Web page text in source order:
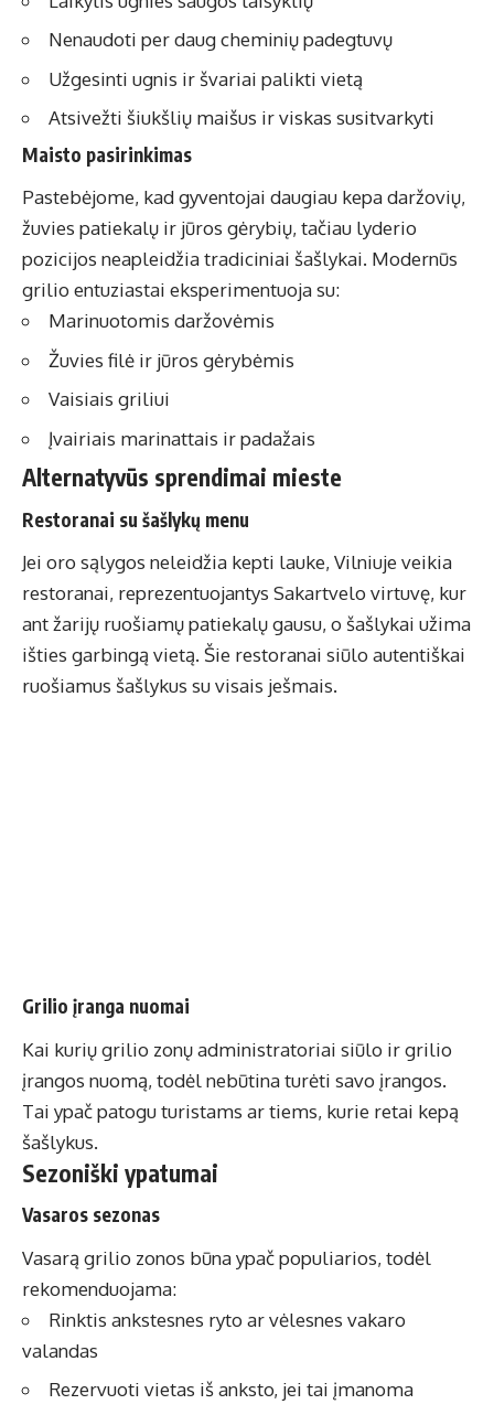
Nenaudoti per daug cheminių padegtuvų
Užgesinti ugnis ir švariai palikti vietą
Atsivežti šiukšlių maišus ir viskas susitvarkyti
Maisto pasirinkimas
Pastebėjome, kad gyventojai daugiau kepa daržovių,
žuvies patiekalų ir jūros gėrybių, tačiau lyderio
pozicijos neapleidžia tradiciniai šašlykai. Modernūs
grilio entuziastai eksperimentuoja su:
Marinuotomis daržovėmis
Žuvies filė ir jūros gėrybėmis
Vaisiais griliui
Įvairiais marinattais ir padažais
Alternatyvūs sprendimai mieste
Restoranai su šašlykų menu
Jei oro sąlygos neleidžia kepti lauke, Vilniuje veikia
restoranai, reprezentuojantys Sakartvelo virtuvę, kur
ant žarijų ruošiamų patiekalų gausu, o šašlykai užima
išties garbingą vietą. Šie restoranai siūlo autentiškai
ruošiamus šašlykus su visais ješmais.
Grilio įranga nuomai
Kai kurių grilio zonų administratoriai siūlo ir grilio
įrangos nuomą, todėl nebūtina turėti savo įrangos.
Tai ypač patogu turistams ar tiems, kurie retai kepą
šašlykus.
Sezoniški ypatumai
Vasaros sezonas
Vasarą grilio zonos būna ypač populiarios, todėl
rekomenduojama:
Rinktis ankstesnes ryto ar vėlesnes vakaro
valandas
Rezervuoti vietas iš anksto, jei tai įmanoma